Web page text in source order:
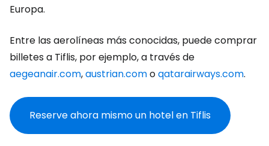
Europa.
Entre las aerolíneas más conocidas, puede comprar
billetes a Tiflis, por ejemplo, a través de
aegeanair.com,austrian.comoqatarairways.com.
Reserve ahora mismo un hotel en Tiflis